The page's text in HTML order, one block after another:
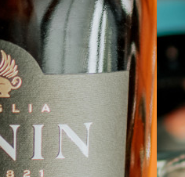
BOUTIQUE
JOINDRE